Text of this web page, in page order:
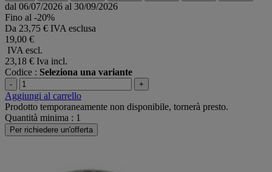
dal 06/07/2026 al 30/09/2026
Fino al -20%
Da 23,75 € IVA esclusa
19,00 €
IVA escl.
23,18 € Iva incl.
Codice : Seleziona una variante
- +
Aggiungi al carrello
Prodotto temporaneamente non disponibile, tornerà presto.
Quantità minima : 1
Per richiedere un'offerta